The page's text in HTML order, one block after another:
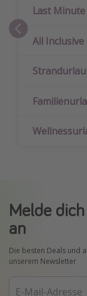
Last
All
Melde
an
Die besten Deals und
unserem Newsletter